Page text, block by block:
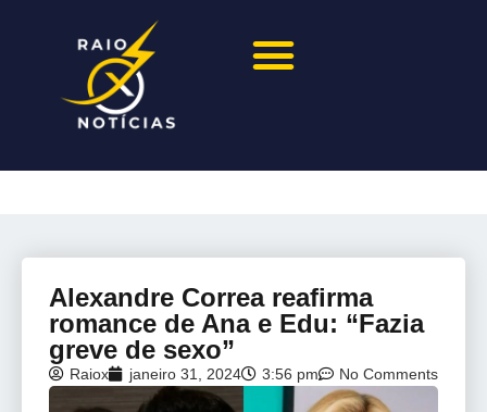
Alexandre Correa reafirma
romance de Ana e Edu: “Fazia
greve de sexo”
Raiox janeiro 31, 2024 3:56 pm No Comments